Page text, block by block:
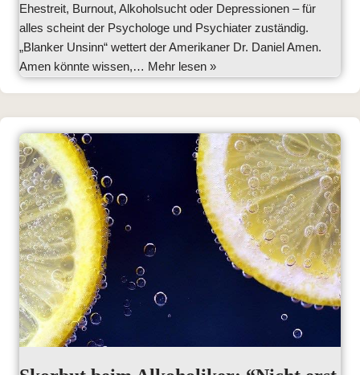
Ehestreit, Burnout, Alkoholsucht oder Depressionen – für
alles scheint der Psychologe und Psychiater zuständig.
„Blanker Unsinn“ wettert der Amerikaner Dr. Daniel Amen.
Amen könnte wissen,… Mehr lesen »